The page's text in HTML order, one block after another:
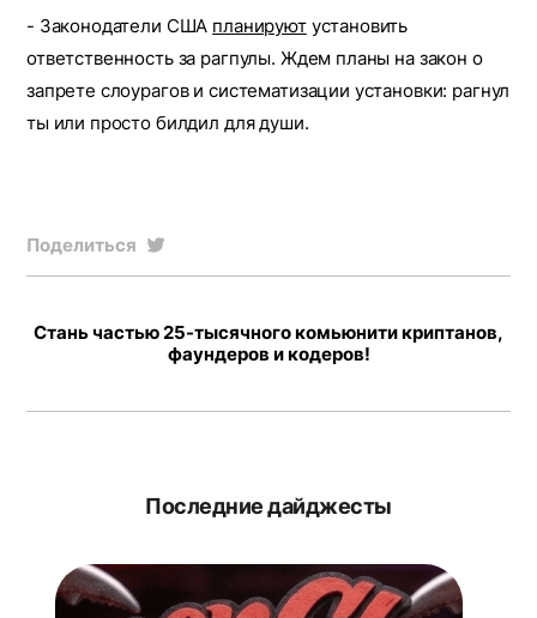
- Законодатели США планируютустановить
ответственность за рагпулы. Ждем планы на закон о
запрете слоурагов и систематизации установки: рагнул
ты или просто билдил для души.
Поделиться
Стань частью 25-тысячного комьюнити криптанов,
фаундеров и кодеров!
Последние дайджесты